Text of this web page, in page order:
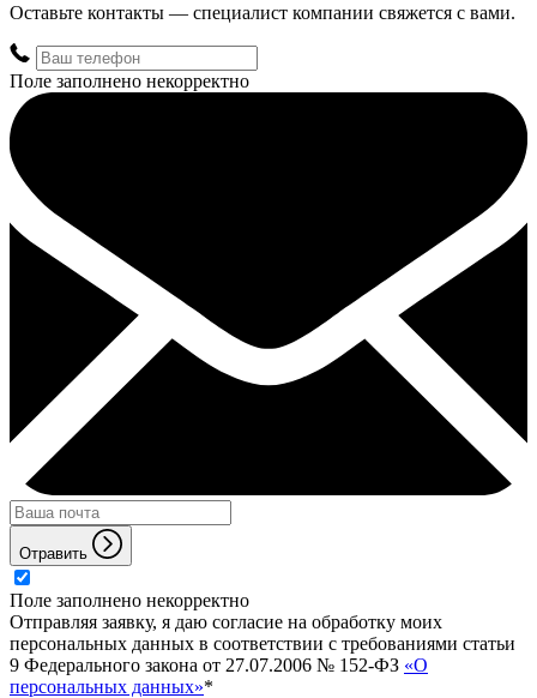
Оставьте контакты — специалист компании свяжется с вами.
Поле заполнено некорректно
Отравить
Поле заполнено некорректно
Отправляя заявку, я даю согласие на обработку моих
персональных данных в соответствии с требованиями статьи
9 Федерального закона от 27.07.2006 № 152-ФЗ «О
персональных данных»*